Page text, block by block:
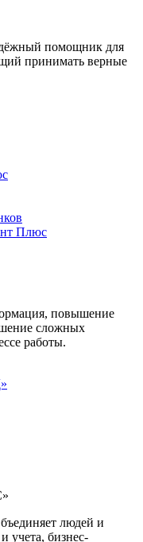
помощник для
принимать верные
Плюс
повышение
сложных
работы.
людей и
учета, бизнес-